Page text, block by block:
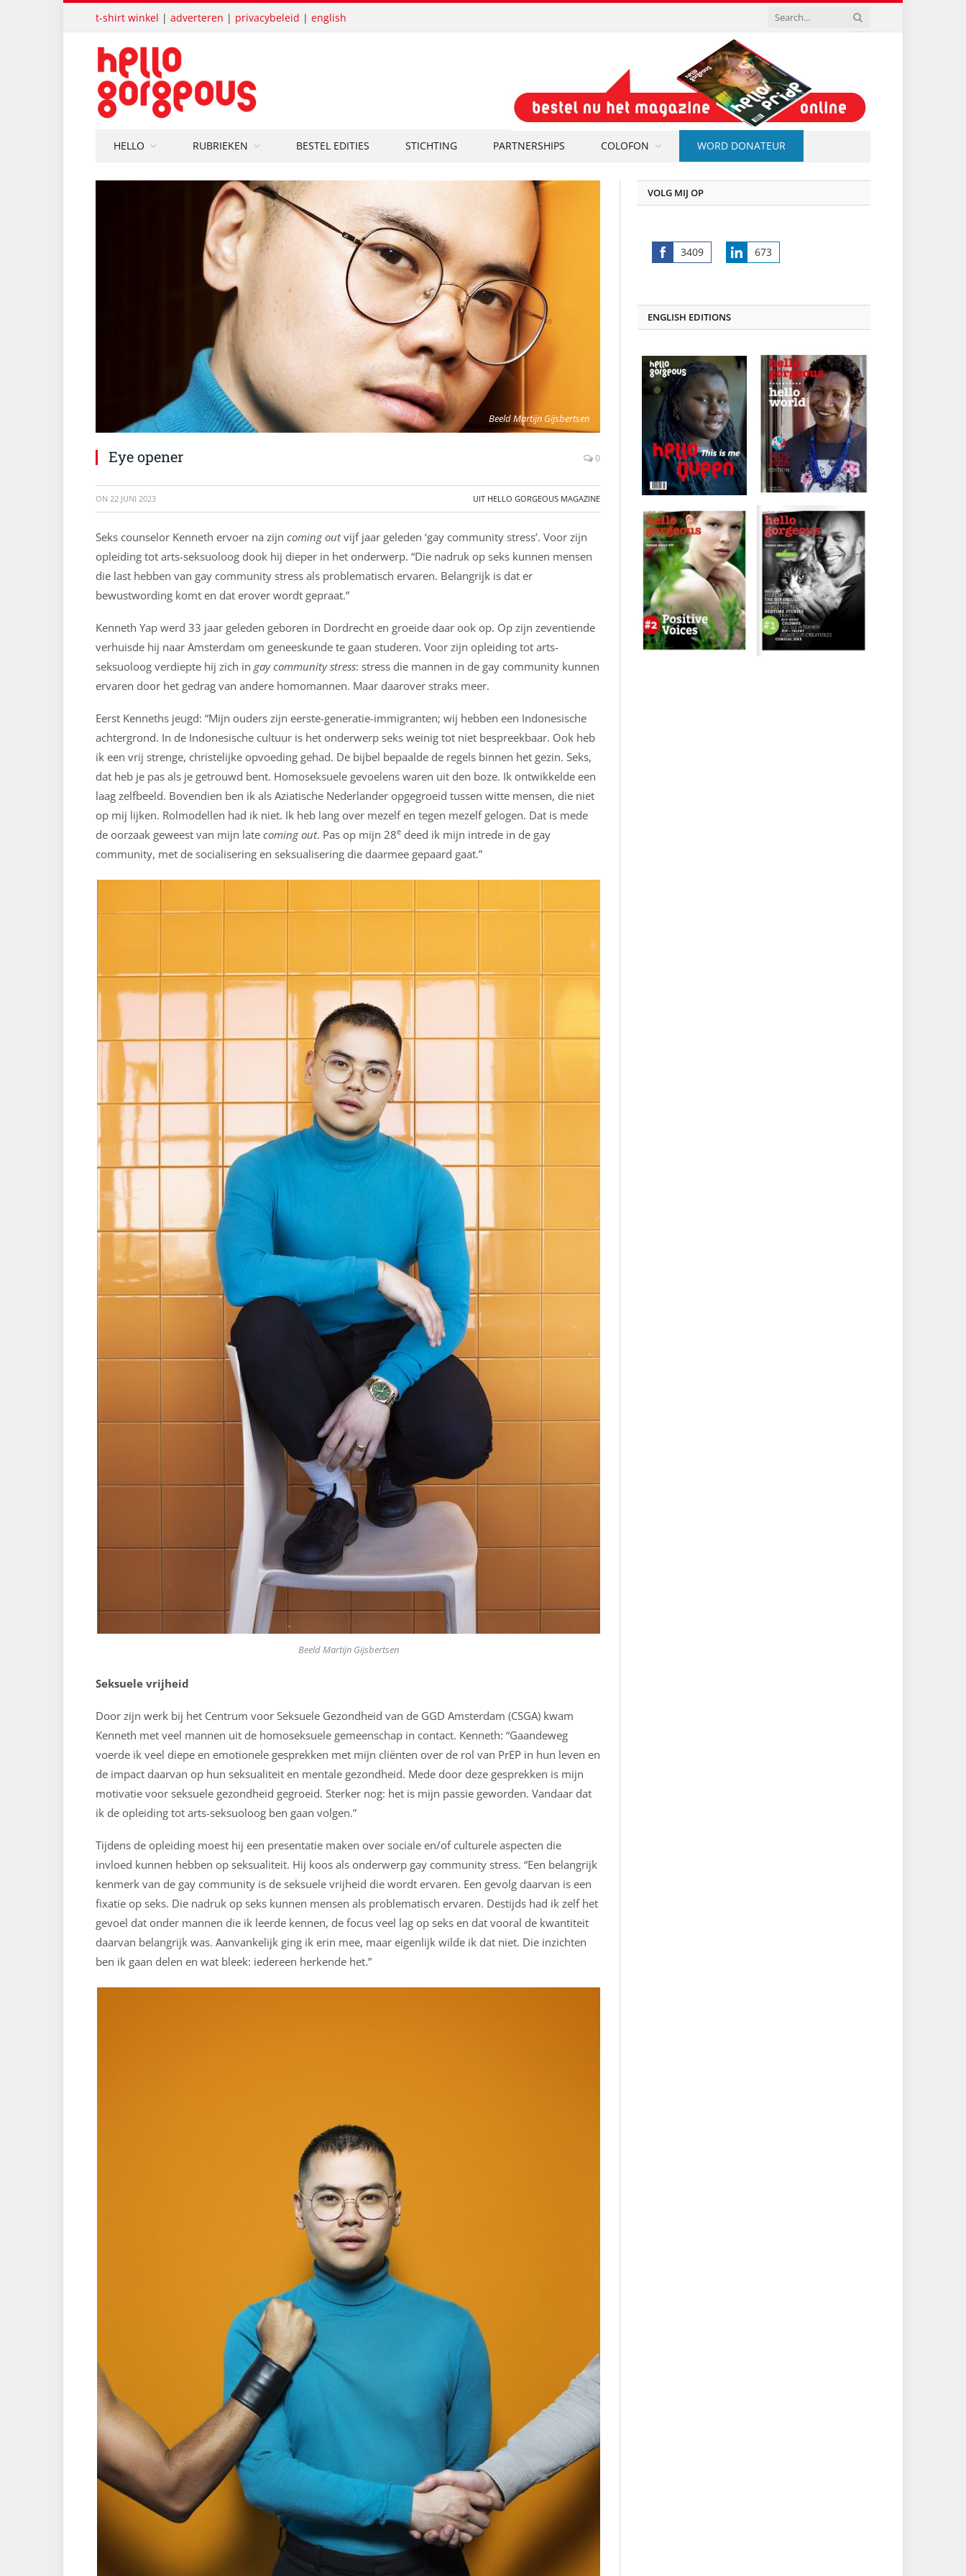
t-shirt winkel | adverteren | privacybeleid | english
HELLO RUBRIEKEN BESTEL EDITIES STICHTING PARTNERSHIPS COLOFON WORD DONATEUR
Beeld Martijn Gijsbertsen
Eye opener 0
ON 22 JUNI 2023 UIT HELLO GORGEOUS MAGAZINE
Seks counselor Kenneth ervoer na zijn coming outvijf jaar geleden ‘gay community stress’. Voor zijn
opleiding tot arts-seksuoloog dook hij dieper in het onderwerp. “Die nadruk op seks kunnen mensen
die last hebben van gay community stress als problematisch ervaren. Belangrijk is dat er
bewustwording komt en dat erover wordt gepraat.”
Kenneth Yap werd 33 jaar geleden geboren in Dordrecht en groeide daar ook op. Op zijn zeventiende
verhuisde hij naar Amsterdam om geneeskunde te gaan studeren. Voor zijn opleiding tot arts-
seksuoloog verdiepte hij zich in gay community stress: stress die mannen in de gay community kunnen
ervaren door het gedrag van andere homomannen. Maar daarover straks meer.
Eerst Kenneths jeugd: “Mijn ouders zijn eerste-generatie-immigranten; wij hebben een Indonesische
achtergrond. In de Indonesische cultuur is het onderwerp seks weinig tot niet bespreekbaar. Ook heb
ik een vrij strenge, christelijke opvoeding gehad. De bijbel bepaalde de regels binnen het gezin. Seks,
dat heb je pas als je getrouwd bent. Homoseksuele gevoelens waren uit den boze. Ik ontwikkelde een
laag zelfbeeld. Bovendien ben ik als Aziatische Nederlander opgegroeid tussen witte mensen, die niet
op mij lijken. Rolmodellen had ik niet. Ik heb lang over mezelf en tegen mezelf gelogen. Dat is mede
de oorzaak geweest van mijn late coming out. Pas op mijn 28e deed ik mijn intrede in de gay
community, met de socialisering en seksualisering die daarmee gepaard gaat.”
Beeld Martijn Gijsbertsen
Seksuele vrijheid
Door zijn werk bij het Centrum voor Seksuele Gezondheid van de GGD Amsterdam (CSGA) kwam
Kenneth met veel mannen uit de homoseksuele gemeenschap in contact. Kenneth: “Gaandeweg
voerde ik veel diepe en emotionele gesprekken met mijn cliënten over de rol van PrEP in hun leven en
de impact daarvan op hun seksualiteit en mentale gezondheid. Mede door deze gesprekken is mijn
motivatie voor seksuele gezondheid gegroeid. Sterker nog: het is mijn passie geworden. Vandaar dat
ik de opleiding tot arts-seksuoloog ben gaan volgen.”
Tijdens de opleiding moest hij een presentatie maken over sociale en/of culturele aspecten die
invloed kunnen hebben op seksualiteit. Hij koos als onderwerp gay community stress. “Een belangrijk
kenmerk van de gay community is de seksuele vrijheid die wordt ervaren. Een gevolg daarvan is een
fixatie op seks. Die nadruk op seks kunnen mensen als problematisch ervaren. Destijds had ik zelf het
gevoel dat onder mannen die ik leerde kennen, de focus veel lag op seks en dat vooral de kwantiteit
daarvan belangrijk was. Aanvankelijk ging ik erin mee, maar eigenlijk wilde ik dat niet. Die inzichten
ben ik gaan delen en wat bleek: iedereen herkende het.”
VOLG MIJ OP
3409
Share
673
Share
ENGLISH EDITIONS